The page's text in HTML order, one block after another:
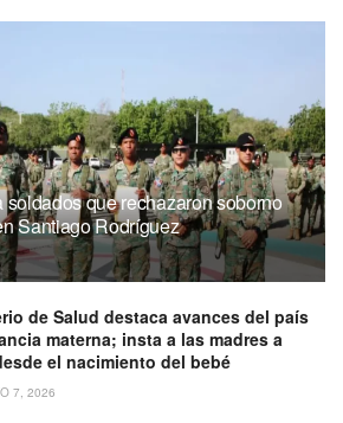
soldados que rechazaron soborno
Santiago Rodríguez
de Salud destaca avances del país
materna; insta a las madres a
el nacimiento del bebé
7, 2026